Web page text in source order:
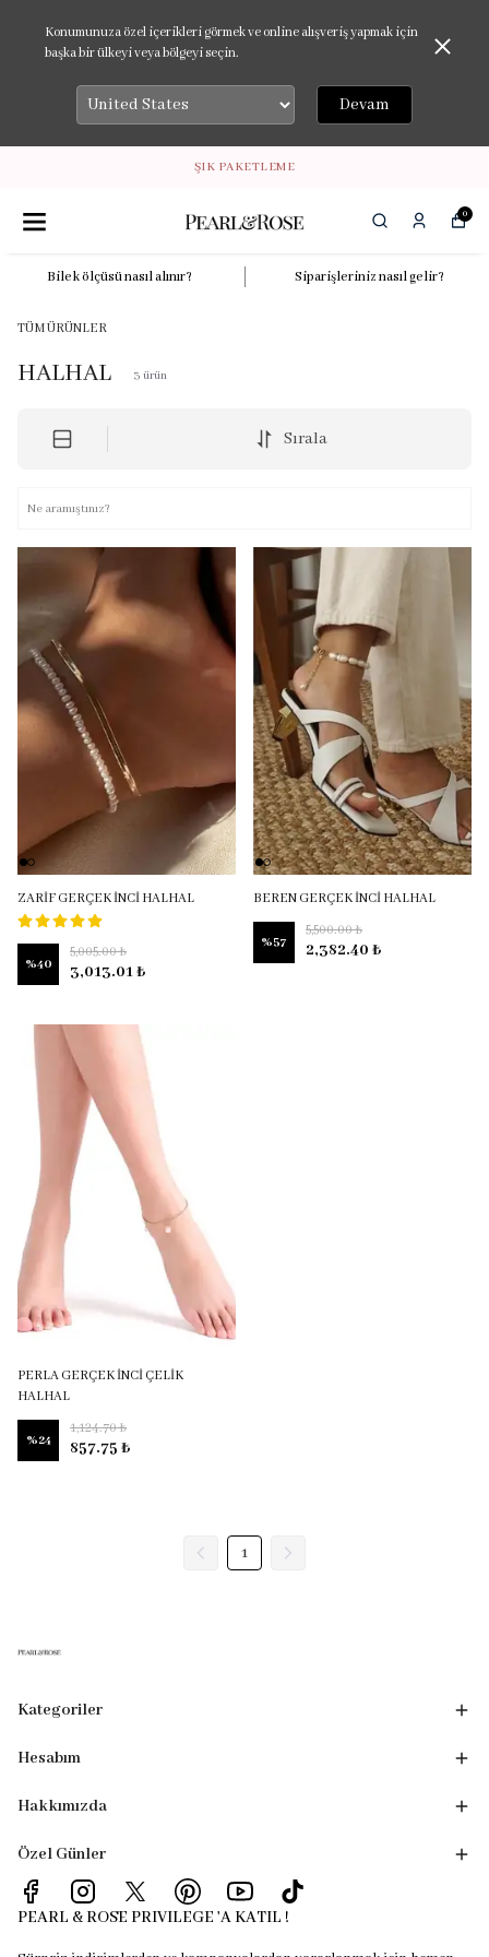
Konumunuza özel içerikleri görmek ve online alışveriş yapmak için
başka bir ülkeyi veya bölgeyi seçin.
Devam
ŞIK PAKETLEME
0
Bilek ölçüsü nasıl alınır? Siparişleriniz nasıl gelir?
TÜM ÜRÜNLER
HALHAL 3 ürün
Sırala
ZARİF GERÇEK İNCİ HALHAL
%40
5,005.00 ₺
3,013.01 ₺
BEREN GERÇEK İNCİ HALHAL
%57
5,500.00 ₺
2,382.40 ₺
PERLA GERÇEK İNCİ ÇELİK
HALHAL
%24
1,124.70 ₺
857.75 ₺
1
Kategoriler
Hesabım
Hakkımızda
Özel Günler
PEARL & ROSE PRIVILEGE 'A KATIL !